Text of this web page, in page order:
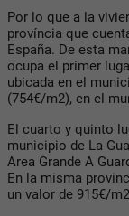
Por lo que a la
província que
España. De esta
ocupa el primer
ubicada en el
(754€/m2), en el
El cuarto y quinto
municipio de La
Area Grande A
En la misma
un valor de 915€/